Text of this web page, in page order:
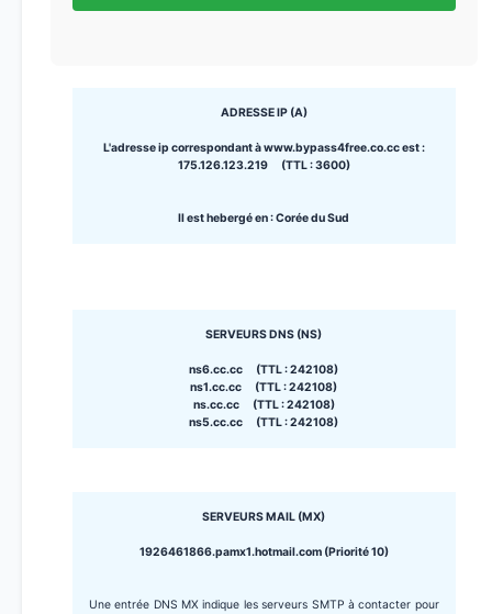
ADRESSE IP (A)
L'adresse ip correspondant à www.bypass4free.co.cc est :
175.126.123.219 (TTL : 3600)
Il est hebergé en : Corée du Sud
SERVEURS DNS (NS)
ns6.cc.cc (TTL : 242108)
ns1.cc.cc (TTL : 242108)
ns.cc.cc (TTL : 242108)
ns5.cc.cc (TTL : 242108)
SERVEURS MAIL (MX)
1926461866.pamx1.hotmail.com (Priorité 10)
Une entrée DNS MX indique les serveurs SMTP à contacter pour